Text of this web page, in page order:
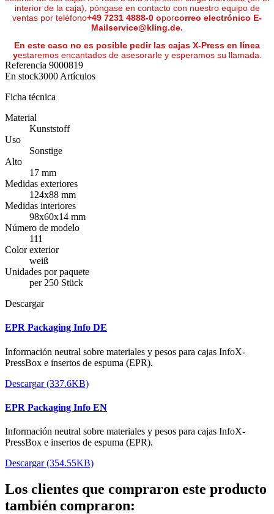
interior de la caja), póngase en contacto con nuestro equipo de
ventas por teléfono+49 7231 4888-0 oporcorreo electrónico E-
Mailservice@kling.de.
En este caso no es posible pedir las cajas X-Press en línea
yestaremos encantados de asesorarle y esperamos su llamada.
Referencia 9000819
En stock3000 Artículos
Ficha técnica
Material
Kunststoff
Uso
Sonstige
Alto
17 mm
Medidas exteriores
124x88 mm
Medidas interiores
98x60x14 mm
Número de modelo
111
Color exterior
weiß
Unidades por paquete
per 250 Stück
Descargar
EPR Packaging Info DE
Información neutral sobre materiales y pesos para cajas InfoX-
PressBox e insertos de espuma (EPR).
Descargar (337.6KB)
EPR Packaging Info EN
Información neutral sobre materiales y pesos para cajas InfoX-
PressBox e insertos de espuma (EPR).
Descargar (354.55KB)
Los clientes que compraron este producto
también compraron: